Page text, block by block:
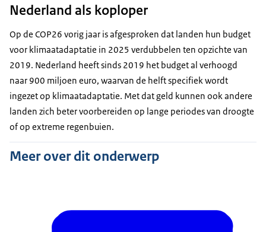
Nederland als koploper
Op de COP26 vorig jaar is afgesproken dat landen hun budget
voor klimaatadaptatie in 2025 verdubbelen ten opzichte van
2019. Nederland heeft sinds 2019 het budget al verhoogd
naar 900 miljoen euro, waarvan de helft specifiek wordt
ingezet op klimaatadaptatie. Met dat geld kunnen ook andere
landen zich beter voorbereiden op lange periodes van droogte
of op extreme regenbuien.
Meer over dit onderwerp